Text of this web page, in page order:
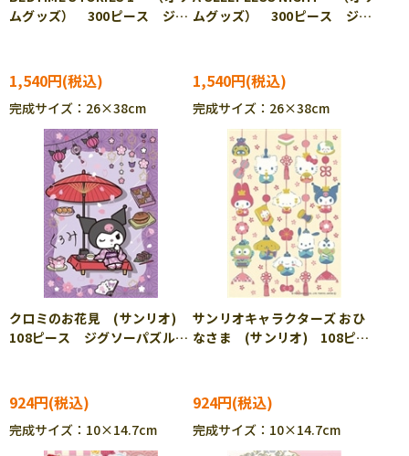
ムグッズ） 300ピース ジグ
1,540円
完成サイズ：26×38cm
ムグッズ） 300ピース ジグ
1,540円
完成サイズ：26×38cm
クロミのお花見 (サンリオ)
108ピース ジグソーパズル
924円
完成サイズ：10×14.7cm
サンリオキャラクターズ おひ
なさま (サンリオ) 108ピー
924円
完成サイズ：10×14.7cm